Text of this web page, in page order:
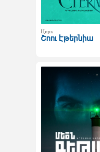
Цирк
Շոու Էթերնիա